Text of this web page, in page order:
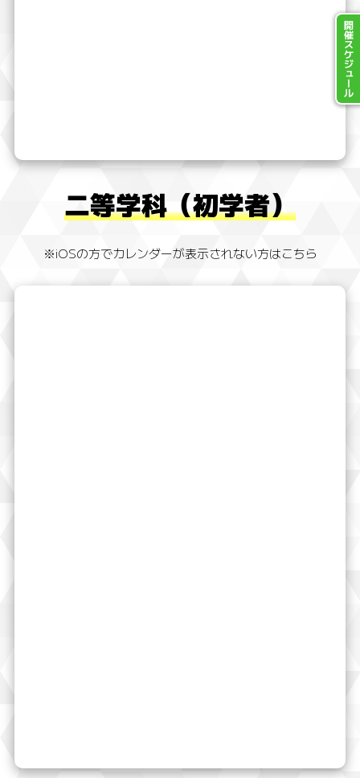
二等学科（初学者）
※iOSの方でカレンダーが表示されない方はこちら
開催スケジュール